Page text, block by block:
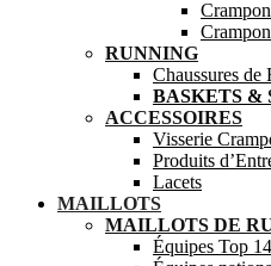
RUNNING
Chaussures de
BASKETS &
ACCESSOIRES
Visserie
Produits
Lacets
MAILLOTS
MAILLOTS DE
Équipes Top 14